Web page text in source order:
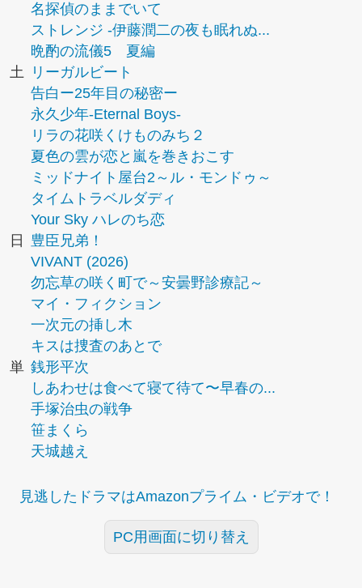
名探偵のままでいて
ストレンジ -伊藤潤二の夜も眠れぬ...
晩酌の流儀5 夏編
土
リーガルビート
告白ー25年目の秘密ー
永久少年-Eternal Boys-
リラの花咲くけものみち２
夏色の雲が恋と嵐を巻きおこす
ミッドナイト屋台2～ル・モンドゥ～
タイムトラベルダディ
Your Sky ハレのち恋
日
豊臣兄弟！
VIVANT (2026)
勿忘草の咲く町で～安曇野診療記～
マイ・フィクション
一次元の挿し木
キスは捜査のあとで
単 銭形平次
しあわせは食べて寝て待て〜早春の...
手塚治虫の戦争
笹まくら
天城越え
見逃したドラマはAmazonプライム・ビデオで！
PC用画面に切り替え